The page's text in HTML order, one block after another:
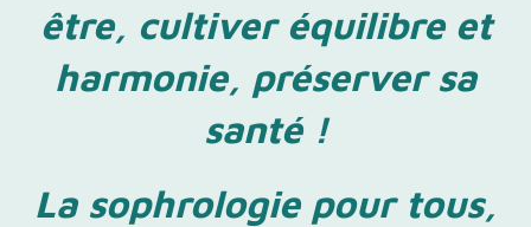
être, cultiver équilibre et
harmonie, préserver sa
santé !
La sophrologie pour tous,